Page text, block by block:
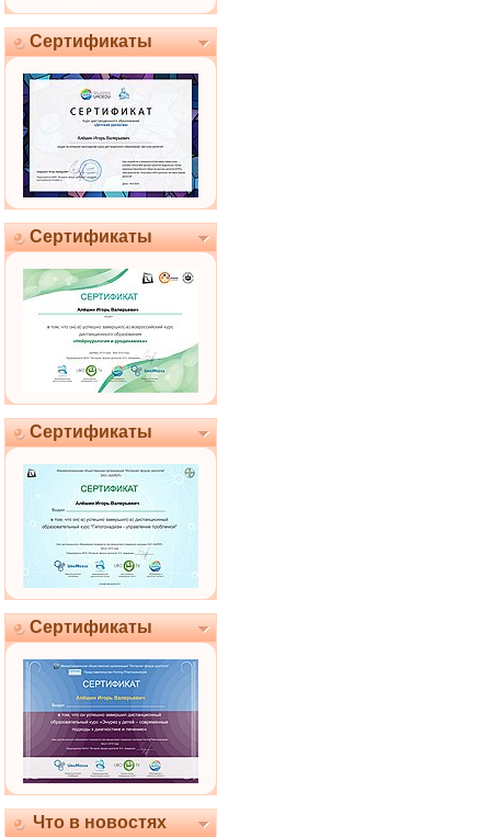
Сертификаты
Сертификаты
Сертификаты
Сертификаты
Что в новостях